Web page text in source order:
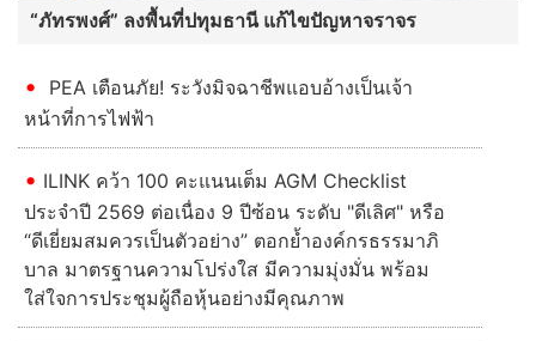
“ภัทรพงศ์” ลงพื้นที่ปทุมธานี แก้ไขปัญหาจราจร
PEA เตือนภัย! ระวังมิจฉาชีพแอบอ้างเป็นเจ้า
หน้าที่การไฟฟ้า
ILINK คว้า 100 คะแนนเต็ม AGM Checklist
ประจำปี 2569 ต่อเนื่อง 9 ปีซ้อน ระดับ "ดีเลิศ" หรือ
“ดีเยี่ยมสมควรเป็นตัวอย่าง” ตอกย้ำองค์กรธรรมาภิ
บาล มาตรฐานความโปร่งใส มีความมุ่งมั่น พร้อม
ใส่ใจการประชุมผู้ถือหุ้นอย่างมีคุณภาพ